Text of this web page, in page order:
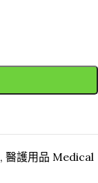
, 醫護用品 Medical